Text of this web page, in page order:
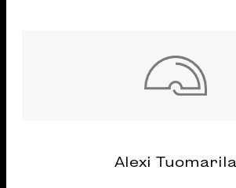
Alexi Tuomarila